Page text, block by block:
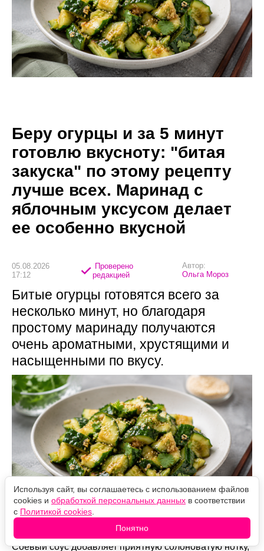
Беру огурцы и за 5 минут
готовлю вкусноту: "битая
закуска" по этому рецепту
лучше всех. Маринад с
яблочным уксусом делает
ее особенно вкусной
05.08.2026
17:12
Проверено
редакцией
Автор:
Ольга Мороз
Битые огурцы готовятся всего за
несколько минут, но благодаря
простому маринаду получаются
очень ароматными, хрустящими и
насыщенными по вкусу.
Источник фото: Legion-Media
Соевый соус добавляет приятную солоноватую нотку,
Используя сайт, вы соглашаетесь с использованием файлов
cookies и обработкой персональных данных в соответствии
с Политикой cookies
Понятно